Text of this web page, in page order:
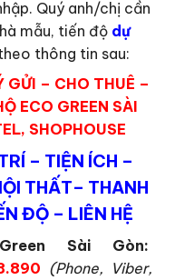
Quý anh/chị cần
mẫu, tiến độ dự
thông tin sau:
GỬI – CHO THUÊ –
ECO GREEN SÀI
SHOPHOUSE
– TIỆN ÍCH –
THẤT– THANH
ĐỘ– LIÊN HỆ
Sài Gòn:
(Phone, Viber,